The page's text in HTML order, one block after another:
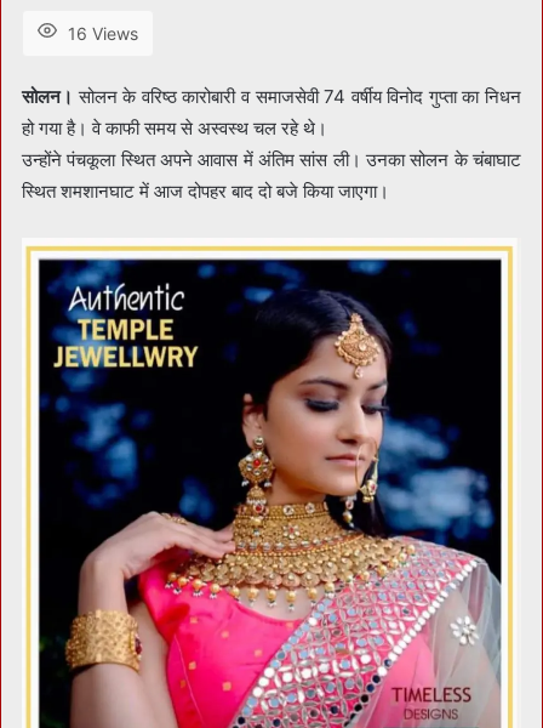
16 Views
सोलन। सोलन के वरिष्ठ कारोबारी व समाजसेवी 74 वर्षीय विनोद गुप्ता का निधन
हो गया है। वे काफी समय से अस्वस्थ चल रहे थे।
उन्होंने पंचकूला स्थित अपने आवास में अंतिम सांस ली। उनका सोलन के चंबाघाट
स्थित शमशानघाट में आज दोपहर बाद दो बजे किया जाएगा।